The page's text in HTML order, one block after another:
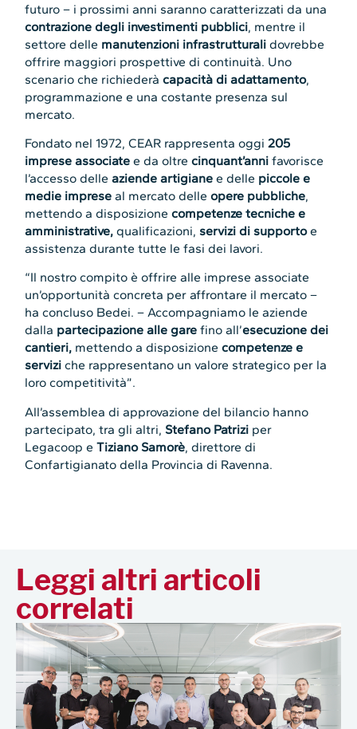
futuro – i prossimi anni saranno caratterizzati da una
contrazione degli investimenti pubblici, mentre il
settore delle manutenzioni infrastrutturalidovrebbe
offrire maggiori prospettive di continuità. Uno
scenario che richiederàcapacità di adattamento,
programmazione e una costante presenza sul
mercato.
Fondato nel 1972, CEAR rappresenta oggi205
imprese associate e da oltrecinquant’annifavorisce
l’accesso delleaziende artigiane e delle piccole e
medie imprese al mercato delle opere pubbliche,
mettendo a disposizionecompetenze tecniche e
amministrative,qualificazioni, servizi di supportoe
assistenza durante tutte le fasi dei lavori.
“Il nostro compito è offrire alle imprese associate
un’opportunità concreta per affrontare il mercato –
ha concluso Bedei. – Accompagniamo le aziende
dalla partecipazione alle gare fino all’esecuzione dei
cantieri, mettendo a disposizionecompetenze e
serviziche rappresentano un valore strategico per la
loro competitività”.
All’assemblea di approvazione del bilancio hanno
partecipato, tra gli altri, Stefano Patrizi per
Legacoop eTiziano Samorè, direttore di
Confartigianato della Provincia di Ravenna.
Leggi altri articoli
correlati